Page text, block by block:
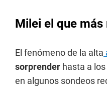
Milei el que
El fenómeno de la alta
sorprender hasta a
en algunos sondeos